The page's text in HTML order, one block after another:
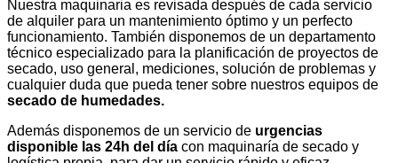
Nuestra maquinaria es revisada después de cada servicio
de alquiler para un mantenimiento óptimo y un perfecto
funcionamiento. También disponemos de un departamento
técnico especializado para la planificación de proyectos de
secado, uso general, mediciones, solución de problemas y
cualquier duda que pueda tener sobre nuestros equipos de
secado de humedades.
Además disponemos de un servicio de urgencias
disponible las 24h del día con maquinaría de secado y